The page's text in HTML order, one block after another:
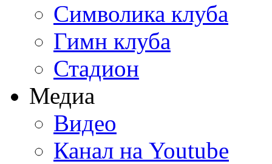
Символика клуба
Гимн клуба
Стадион
Медиа
Видео
Канал на Youtube